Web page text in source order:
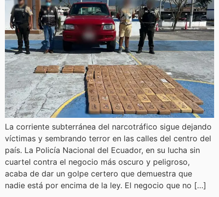
La corriente subterránea del narcotráfico sigue dejando
víctimas y sembrando terror en las calles del centro del
país. La Policía Nacional del Ecuador, en su lucha sin
cuartel contra el negocio más oscuro y peligroso,
acaba de dar un golpe certero que demuestra que
nadie está por encima de la ley. El negocio que no […]